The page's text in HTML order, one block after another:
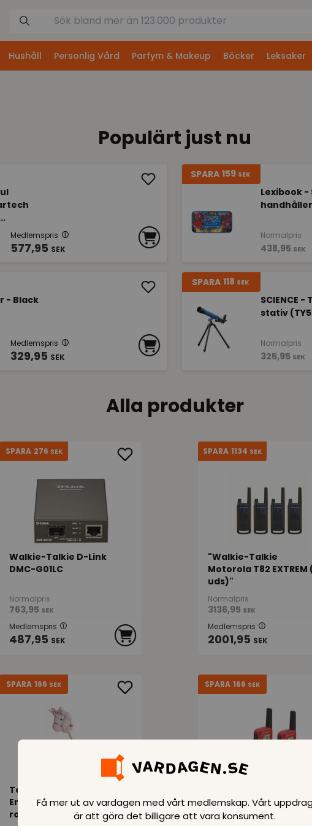
Hushåll Personlig Vård Parfym & Makeup Böcker Leksaker
Få mer ut av vardagen med vårt medlemskap. Vårt
är att göra det billigare att vara konsument.
Populärt just nu
Medlemspris
577,95 SEK
SPARA 159 SEK
Lexibook
Normalpris
438,95 SEK
- Black
Medlemspris
329,95 SEK
SPARA 118 SEK
SCIENCE
stativ
Normalpris
325,95 SEK
Alla produkter
SPARA 276 SEK
Walkie-Talkie D-Link
DMC-G01LC
Normalpris
763,95 SEK
Medlemspris
487,95 SEK
SPARA 1134 SEK
"Walkie-Talkie
Motorola T82 EXTREM
uds)"
Normalpris
3136,95 SEK
Medlemspris
2001,95 SEK
SPARA 166 SEK
Teddykompagniet -
Enhörning käpphäst,
rosa (TK12599)
SPARA 166 SEK
T42 Dual 1,3" LCD 4 km
pcs) Röd